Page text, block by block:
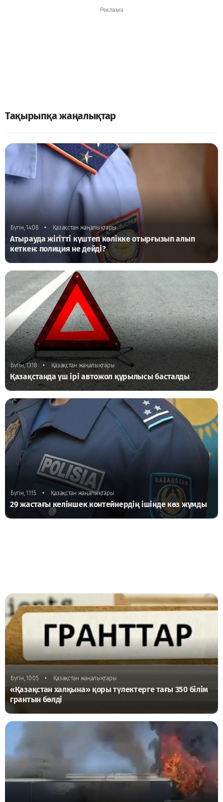
Тақырыпқа жаңалықтар
Бүгін, 14:08 • Қазақстан жаңалықтары
Атырауда жігітті күштеп көлікке отырғызып алып
кеткен: полиция не дейді?
Бүгін, 13:18 • Қазақстан жаңалықтары
Қазақстанда үш ірі автожол құрылысы басталды
Бүгін, 11:15 • Қазақстан жаңалықтары
29 жастағы келіншек контейнердің ішінде көз жұмды
Бүгін, 10:05 • Қазақстан жаңалықтары
«Қазақстан халқына» қоры түлектерге тағы 350 білім
грантын бөлді